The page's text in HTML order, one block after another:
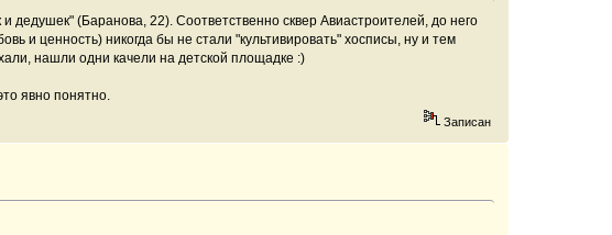
дедушек" (Баранова, 22). Соответственно сквер Авиастроителей, до него
и ценность) никогда бы не стали "культивировать" хосписы, ну и тем
нашли одни качели на детской площадке :)
явно понятно.
Записан